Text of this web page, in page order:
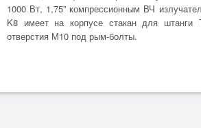
1000 Вт, 1,75” компрессионным ВЧ
K8 имеет на корпусе стакан для штанги
отверстия М10 под рым-болты.